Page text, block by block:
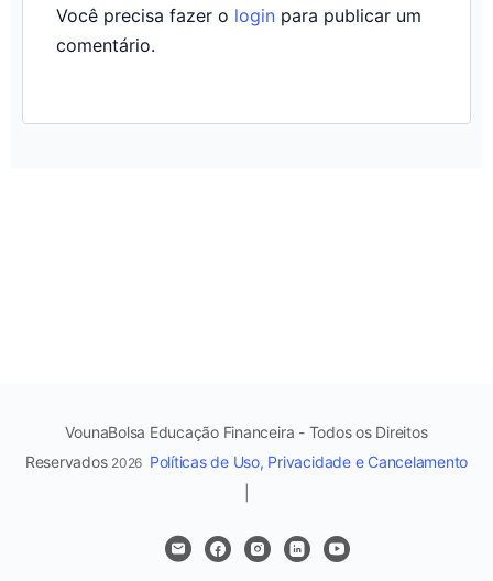
Você precisa fazer o login para publicar um
comentário.
VounaBolsa Educação Financeira - Todos os Direitos
Reservados 2026 Políticas de Uso, Privacidade e Cancelamento